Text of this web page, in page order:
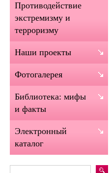
Противодействие
экстремизму и
терроризму
Наши проекты
Фотогалерея
Библиотека: мифы
и факты
Электронный
каталог